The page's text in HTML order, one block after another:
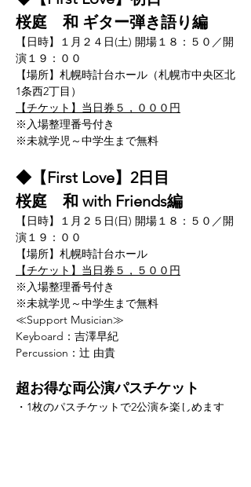
桜庭　和 ギター弾き語り編
【日時】１月２４日(土) 開場１８：５０／開
演１９：００
【場所】札幌時計台ホール（札幌市中央区北
1条西2丁目）
【チケット】当日券５，０００円
※入場整理番号付き
※未就学児～中学生まで無料
◆【First Love】2日目
桜庭　和 with Friends編
【日時】１月２５日(日) 開場１８：５０／開
演１９：００
【場所】札幌時計台ホール
【チケット】当日券５，５００円
※入場整理番号付き
※未就学児～中学生まで無料
≪Support Musician≫
Keyboard：吉澤早紀
Percussion：辻 由貴
超お得な両公演パスチケット
・1枚のパスチケットで2公演を楽しめます